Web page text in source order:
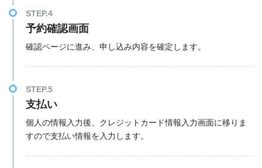
STEP.4
予約確認画面
確認ページに進み、申し込み内容を確定します。
STEP.5
支払い
個人の情報入力後、クレジットカード情報入力画面に移りま
すので支払い情報を入力します。